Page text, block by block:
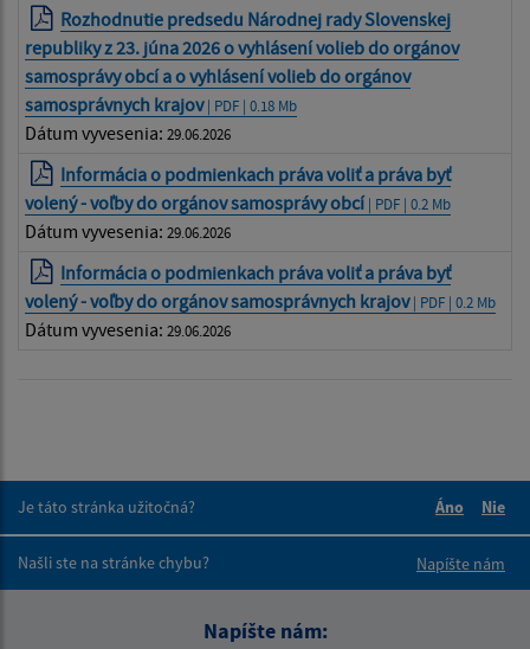
Rozhodnutie predsedu Národnej rady Slovenskej
republiky z 23. júna 2026 o vyhlásení volieb do orgánov
samosprávy obcí a o vyhlásení volieb do orgánov
samosprávnych krajov| PDF | 0.18 Mb
Dátum vyvesenia: 29.06.2026
Informácia o podmienkach práva voliť a práva byť
volený - voľby do orgánov samosprávy obcí | PDF | 0.2 Mb
Dátum vyvesenia: 29.06.2026
Informácia o podmienkach práva voliť a práva byť
volený - voľby do orgánov samosprávnych krajov| PDF | 0.2 Mb
Dátum vyvesenia: 29.06.2026
Je táto stránka užitočná?
Áno
Nie
Našli ste na stránke chybu?
Napíšte nám
Napíšte nám: